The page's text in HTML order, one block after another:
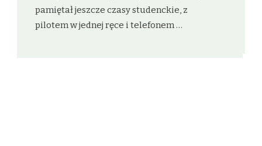
czterdzieści osiem lat, inżynier po
niewesołym …